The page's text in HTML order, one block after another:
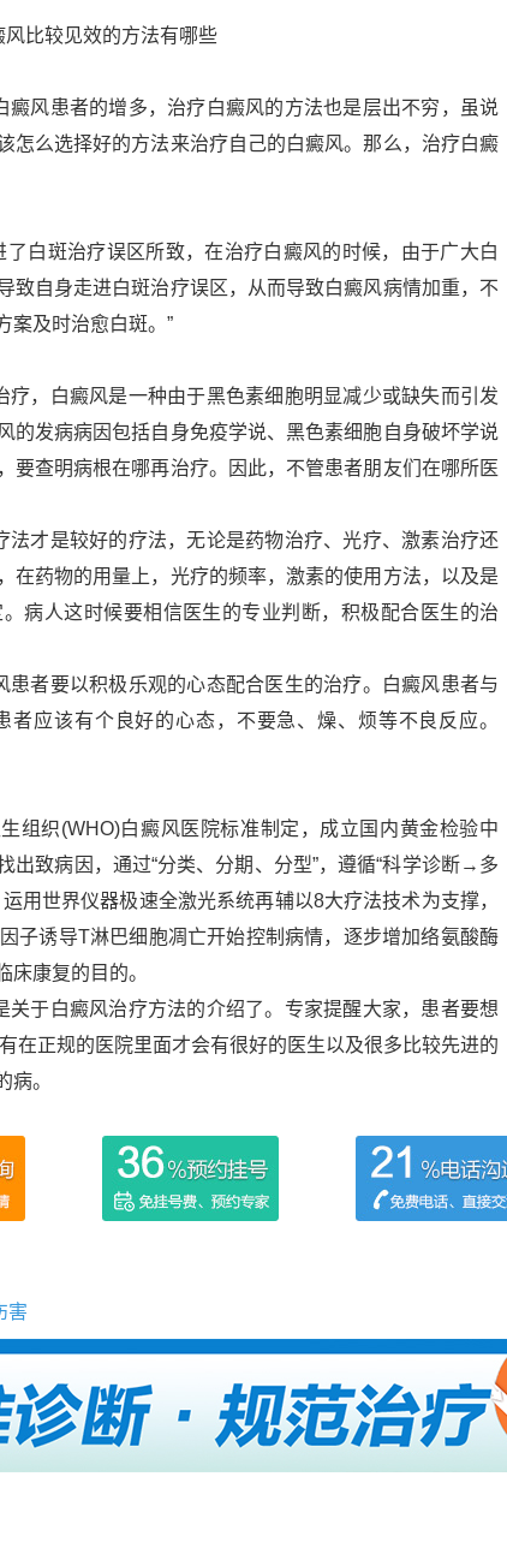
风患者的增多，治疗白癜风的方法也是层出不穷，虽说
怎么选择好的方法来治疗自己的白癜风。那么，治疗白癜
白斑治疗误区所致，在治疗白癜风的时候，由于广大白
致自身走进白斑治疗误区，从而导致白癜风病情加重，不
案及时治愈白斑。”
，白癜风是一种由于黑色素细胞明显减少或缺失而引发
的发病病因包括自身免疫学说、黑色素细胞自身破坏学说
要查明病根在哪再治疗。因此，不管患者朋友们在哪所医
才是较好的疗法，无论是药物治疗、光疗、激素治疗还
在药物的用量上，光疗的频率，激素的使用方法，以及是
病人这时候要相信医生的专业判断，积极配合医生的治
者要以积极乐观的心态配合医生的治疗。白癜风患者与
应该有个良好的心态，不要急、燥、烦等不良反应。
组织(WHO)白癜风医院标准制定，成立国内黄金检验中
出致病因，通过“分类、分期、分型”，遵循“科学诊断→多
世界仪器极速全激光系统再辅以8大疗法技术为支撑，
子诱导T淋巴细胞凋亡开始控制病情，逐步增加络氨酸酶
康复的目的。
于白癜风治疗方法的介绍了。专家提醒大家，患者要想
在正规的医院里面才会有很好的医生以及很多比较先进的
病。
害